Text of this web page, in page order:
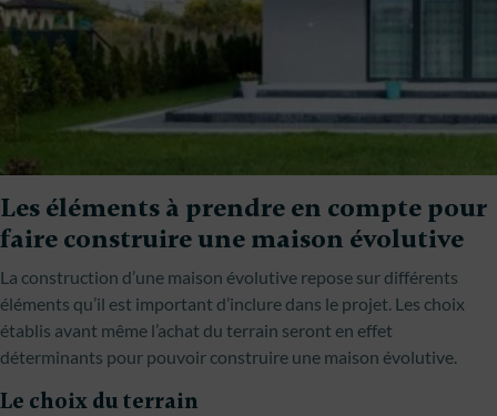
Les éléments à prendre en compte pour
faire construire une maison évolutive
La construction d’une maison évolutive repose sur différents
éléments qu’il est important d’inclure dans le projet. Les choix
établis avant même l’achat du terrain seront en effet
déterminants pour pouvoir construire une maison évolutive.
Le choix du terrain